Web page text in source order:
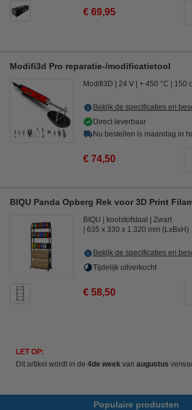
€ 69,95
Modifi3d Pro reparatie-/modificatietool
Modifi3D 24 V + 450 °C 150
Bekijk de specificaties en
Direct leverbaar
Nu bestellen is maandag in
€ 74,50
BIQU Panda Opberg Rek voor 3D Print
BIQU koolstofstaal
Zwart
635 x 330 x 1.320 mm (LxBxH)
Bekijk de specificaties en
Tijdelijk uitverkocht
€ 58,50
LET OP:
Dit artikel wordt in de 4de week van augustus
Populaire producten